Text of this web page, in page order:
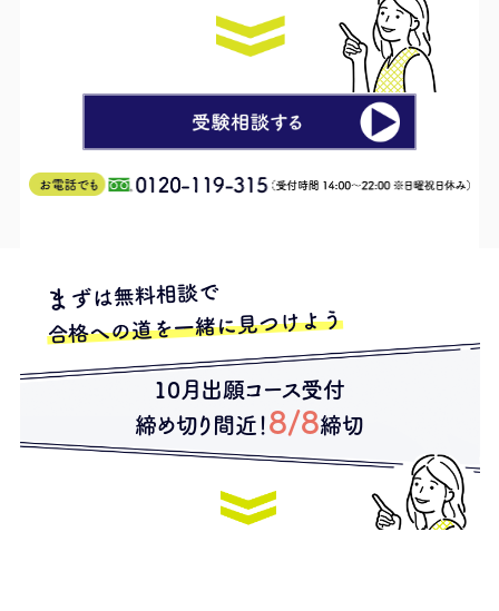
ま ずは無料相談で
合格への道を一緒に見つけよう
10月出願コース受付
締め切り間近！ 8/8締切